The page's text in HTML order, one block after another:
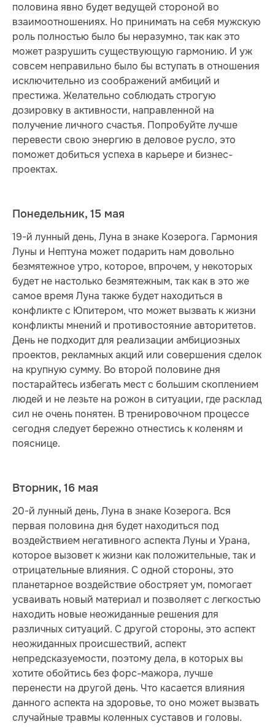
половина явно будет ведущей стороной во
взаимоотношениях. Но принимать на себя мужскую
роль полностью было бы неразумно, так как это
может разрушить существующую гармонию. И уж
совсем неправильно было бы вступать в отношения
исключительно из соображений амбиций и
престижа. Желательно соблюдать строгую
дозировку в активности, направленной на
получение личного счастья. Попробуйте лучше
перевести свою энергию в деловое русло, это
поможет добиться успеха в карьере и бизнес-
проектах.
Понедельник, 15 мая
19-й лунный день, Луна в знаке Козерога. Гармония
Луны и Нептуна может подарить нам довольно
безмятежное утро, которое, впрочем, у некоторых
будет не настолько безмятежным, так как в это же
самое время Луна также будет находиться в
конфликте с Юпитером, что может вызвать к жизни
конфликты мнений и противостояние авторитетов.
День не подходит для реализации амбициозных
проектов, рекламных акций или совершения сделок
на крупную сумму. Во второй половине дня
постарайтесь избегать мест с большим скоплением
людей и не лезьте на рожон в ситуации, где расклад
сил не очень понятен. В тренировочном процессе
сегодня следует бережно отнестись к коленям и
пояснице.
Вторник, 16 мая
20-й лунный день, Луна в знаке Козерога. Вся
первая половина дня будет находиться под
воздействием негативного аспекта Луны и Урана,
которое вызовет к жизни как положительные, так и
отрицательные влияния. С одной стороны, это
планетарное воздействие обостряет ум, помогает
усваивать новый материал и позволяет с легкостью
находить новые неожиданные решения для
различных ситуаций. С другой стороны, это аспект
неожиданных происшествий, аспект
непредсказуемости, поэтому дела, в которых вы
хотите обойтись без форс-мажора, лучше
перенести на другой день. Что касается влияния
данного аспекта на здоровье, то оно может вызвать
случайные травмы коленных суставов и головы.